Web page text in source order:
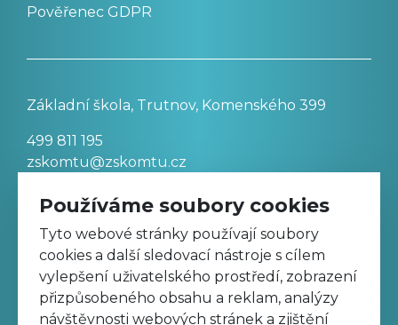
Pověřenec GDPR
Základní škola, Trutnov, Komenského 399
499 811 195
zskomtu@zskomtu.cz
Prohlášení o přístupnosti stránek
Nastavení cookies
Používáme soubory cookies
Tyto webové stránky používají soubory
cookies a další sledovací nástroje s cílem
vylepšení uživatelského prostředí, zobrazení
přizpůsobeného obsahu a reklam, analýzy
návštěvnosti webových stránek a zjištění